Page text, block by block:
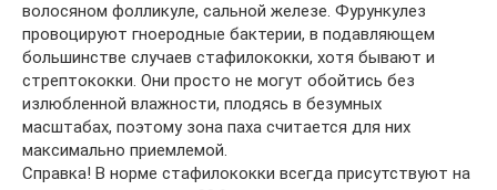
волосяном фолликуле, сальной железе. Фурункулез
провоцируют гноеродные бактерии, в подавляющем
большинстве случаев стафилококки, хотя бывают и
стрептококки. Они просто не могут обойтись без
излюбленной влажности, плодясь в безумных
масштабах, поэтому зона паха считается для них
максимально приемлемой.
Справка! В норме стафилококки всегда присутствуют на